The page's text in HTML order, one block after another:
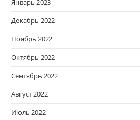
Декабрь 2022
Ноябрь 2022
Октябрь 2022
Сентябрь 2022
Август 2022
Июль 2022